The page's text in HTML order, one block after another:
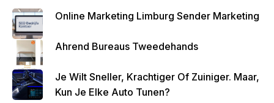
Online Marketing Limburg Sender Marketing
Ahrend Bureaus Tweedehands
Je Wilt Sneller, Krachtiger Of Zuiniger. Maar,
Kun Je Elke Auto Tunen?